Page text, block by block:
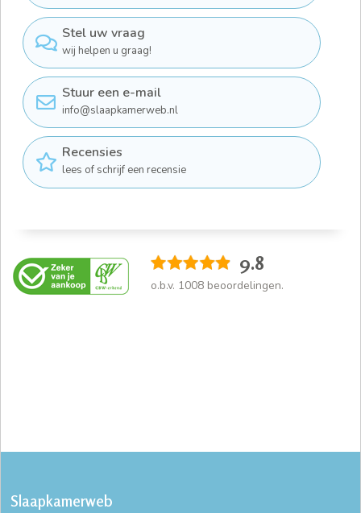
Stel uw vraag
wij helpen u graag!
Stuur een e-mail
info@slaapkamerweb.nl
Recensies
lees of schrijf een recensie
9.8
o.b.v. 1008 beoordelingen.
Slaapkamerweb